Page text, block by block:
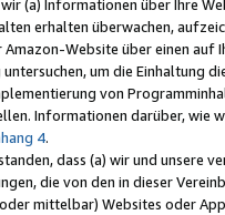
(a) Informationen über Ihre
erhalten überwachen,
Website über einen
um die Einhaltung
von
Informationen darüber, wie
4.
dass (a) wir und
die von den in dieser
mittelbar) Websites oder